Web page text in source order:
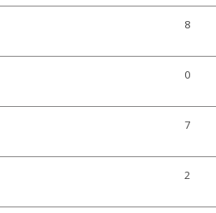
8
0
7
2